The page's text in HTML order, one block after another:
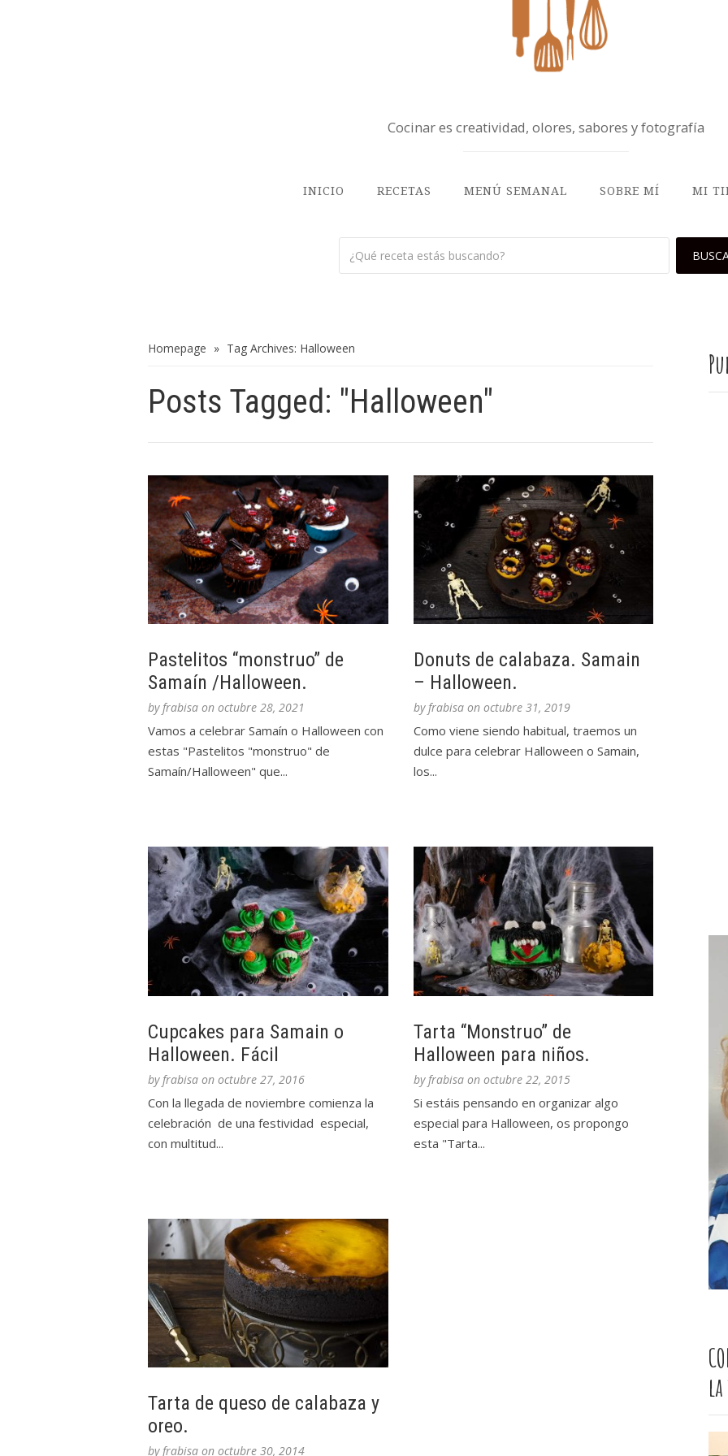
Cocinar es creatividad, olores, sabores y fotografía
INICIO RECETAS MENÚ SEMANAL SOBRE MÍ MI
Homepage » Tag Archives: Halloween
Posts Tagged: "Halloween"
Pastelitos “monstruo” de
Samaín /Halloween.
byfrabisa on octubre 28, 2021
Vamos a celebrar Samaín o Halloween con
estas "Pastelitos "monstruo" de
Samaín/Halloween" que...
Donuts de calabaza. Samain
– Halloween.
byfrabisa on octubre 31, 2019
Como viene siendo habitual, traemos un
dulce para celebrar Halloween o Samain,
los...
Cupcakes para Samain o
Halloween. Fácil
byfrabisa on octubre 27, 2016
Con la llegada de noviembre comienza la
celebración de una festividad especial,
con multitud...
Tarta “Monstruo” de
Halloween para niños.
byfrabisa on octubre 22, 2015
Si estáis pensando en organizar algo
especial para Halloween, os propongo
esta "Tarta...
Tarta de queso de calabaza y
oreo.
byfrabisa on octubre 30, 2014